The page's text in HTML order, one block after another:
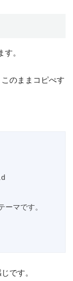
す。
のままコピぺす
マです。
です。